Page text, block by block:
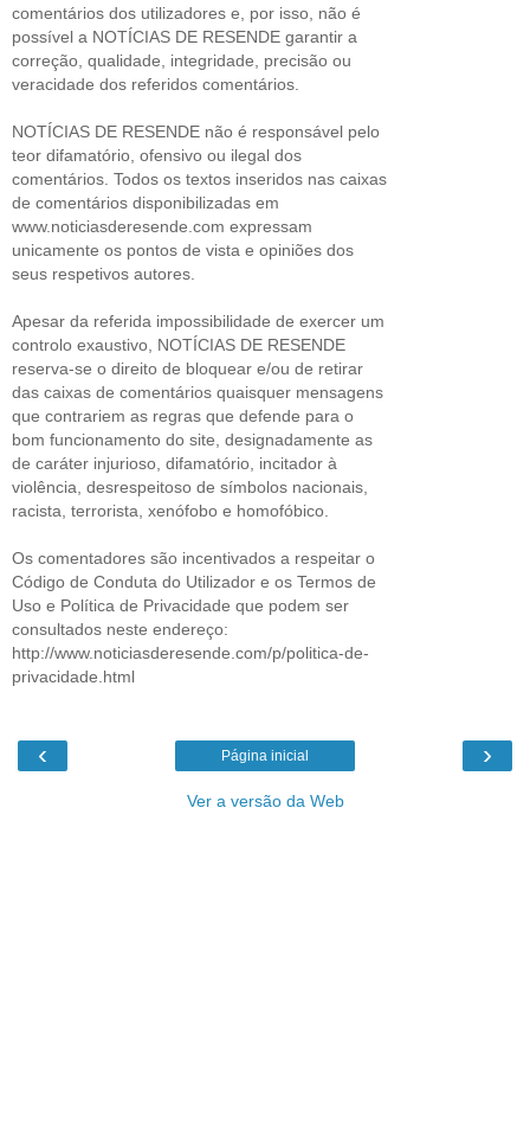
comentários dos utilizadores e, por isso, não é
possível a NOTÍCIAS DE RESENDE garantir a
correção, qualidade, integridade, precisão ou
veracidade dos referidos comentários.
NOTÍCIAS DE RESENDE não é responsável pelo
teor difamatório, ofensivo ou ilegal dos
comentários. Todos os textos inseridos nas caixas
de comentários disponibilizadas em
www.noticiasderesende.com expressam
unicamente os pontos de vista e opiniões dos
seus respetivos autores.
Apesar da referida impossibilidade de exercer um
controlo exaustivo, NOTÍCIAS DE RESENDE
reserva-se o direito de bloquear e/ou de retirar
das caixas de comentários quaisquer mensagens
que contrariem as regras que defende para o
bom funcionamento do site, designadamente as
de caráter injurioso, difamatório, incitador à
violência, desrespeitoso de símbolos nacionais,
racista, terrorista, xenófobo e homofóbico.
Os comentadores são incentivados a respeitar o
Código de Conduta do Utilizador e os Termos de
Uso e Política de Privacidade que podem ser
consultados neste endereço:
http://www.noticiasderesende.com/p/politica-de-
privacidade.html
‹ ›
Página inicial
Ver a versão da Web